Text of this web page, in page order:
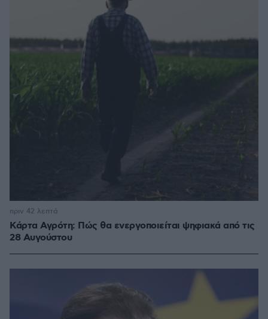
Κάρτα Αγρότη: Πώς θα ενεργοποιείται ψηφιακά από τις
28 Αυγούστου
πριν 42 λεπτά